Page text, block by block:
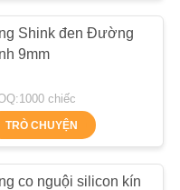
Shink đen Đường
9mm
chiếc
TRÒ CHUYỆN
co nguội silicon kín